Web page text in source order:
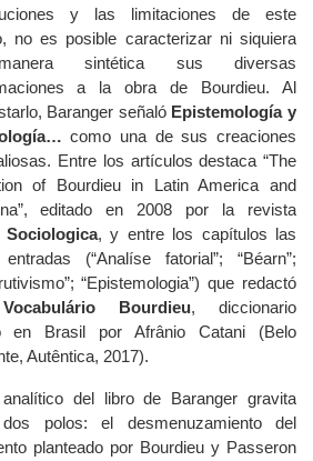
y las limitaciones de este
no es posible caracterizar ni siquiera
sintética sus diversas
a la obra de Bourdieu. Al
Baranger señaló Epistemología y
como una de sus creaciones
Entre los artículos destaca “The
of Bourdieu in Latin America and
editado en 2008 por la revista
Sociologica, y entre los capítulos las
(“Analíse fatorial”; “Béarn”;
“Epistemologia”) que redactó
Vocabulário Bourdieu, diccionario
en Brasil por Afrânio Catani (Belo
Autêntica, 2017).
del libro de Baranger gravita
polos: el desmenuzamiento del
planteado por Bourdieu y Passeron